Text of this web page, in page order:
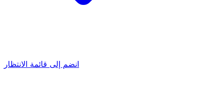
انضم إلى قائمة الانتظار